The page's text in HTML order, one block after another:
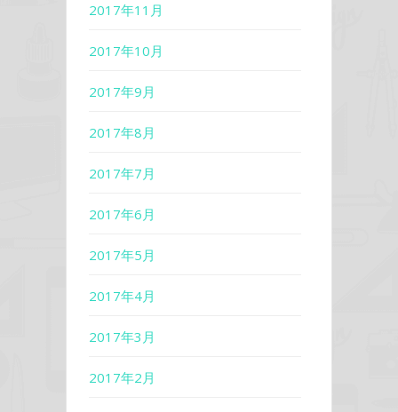
2017年11月
2017年10月
2017年9月
2017年8月
2017年7月
2017年6月
2017年5月
2017年4月
2017年3月
2017年2月